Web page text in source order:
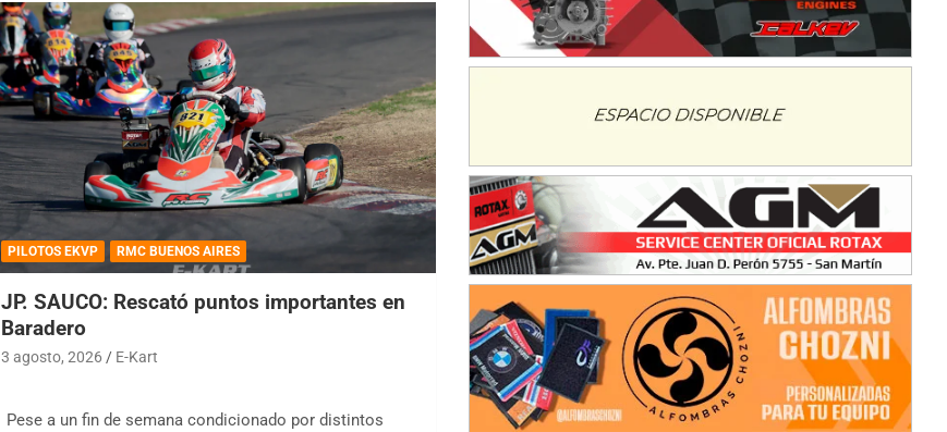
PILOTOS EKVP RMC BUENOS AIRES
JP. SAUCO: Rescató puntos importantes en
Baradero
3 agosto, 2026 E-Kart
Pese a un fin de semana condicionado por distintos
KDO - F6
Ciudad de Trenque Lauquen (Asfalto)
ENTRERRIANO - F6 (POSTERGADA)
VICTORIENSE - F7
El Cerro (Tierra)
Victoria (Entre Ríos)
PATAGONICO - F6
Moto Club Reginense (Tierra)
Gral. E. Godoy (Río Negro)
CSK - F7
Juventud Unida (Tierra)
Humboldt (Santa Fe)